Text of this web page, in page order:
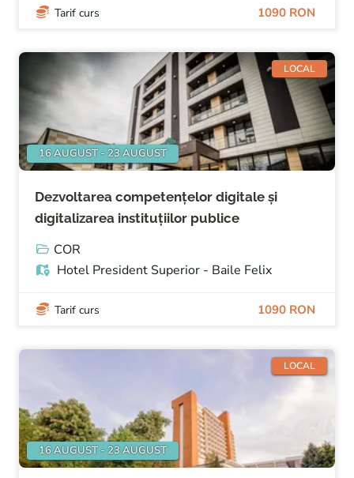
Tarif curs 1090 RON
LOCAL
16 AUGUST - 23 AUGUST
Dezvoltarea competențelor digitale și
digitalizarea instituțiilor publice
COR
Hotel President Superior - Baile Felix
Tarif curs 1090 RON
LOCAL
16 AUGUST - 23 AUGUST